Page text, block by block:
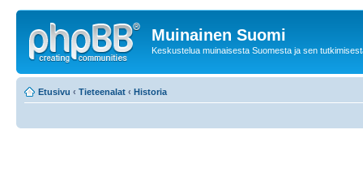
Muinainen Suomi
Keskustelua muinaisesta Suomesta ja sen
Etusivu ‹ Tieteenalat ‹ Historia